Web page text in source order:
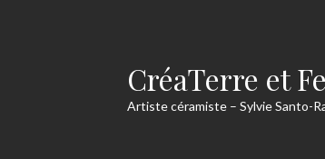
CréaTerre et
Artiste céramiste – Sylvie Santo-